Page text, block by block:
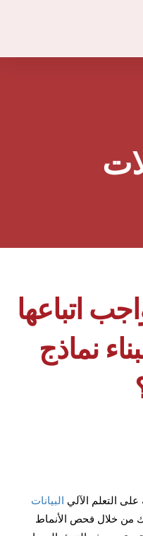
اتباعها
نماذج
على التعلم الآلي
البيانات
من خلال فحص الأنماط